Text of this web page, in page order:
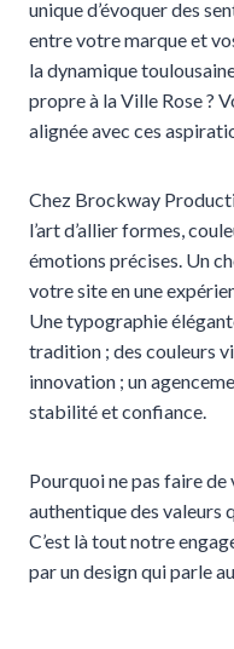
unique d’évoquer des
entre votre marque et
la dynamique
propre à la Ville Rose ?
alignée avec ces
Chez Brockway
l’art d’allier formes,
émotions précises. Un
votre site en une
Une typographie
tradition ; des couleurs
innovation ; un
stabilité et confiance.
Pourquoi ne pas faire
authentique des valeurs
C’est là tout notre
par un design qui parle